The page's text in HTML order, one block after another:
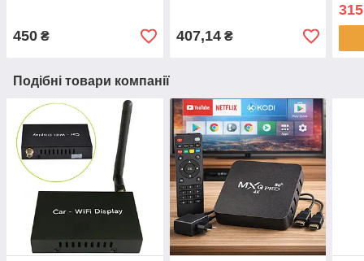
450 ₴ 407,14₴
315
Подібні товари компанії